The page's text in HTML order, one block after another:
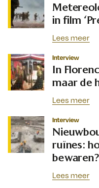
in film
Lees meer
Interview
In
maar de
Lees meer
Interview
ruïnes:
bewaren?
Lees meer